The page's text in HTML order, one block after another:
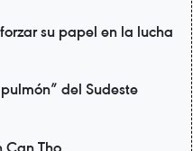
su papel en la lucha
del Sudeste